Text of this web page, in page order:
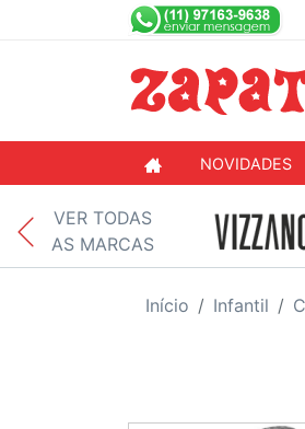
NOVIDADES
VER TODAS
AS MARCAS
Início Infantil